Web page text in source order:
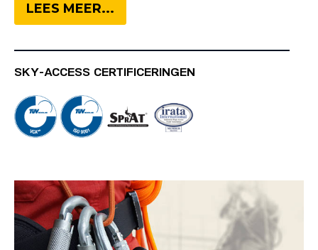
LEES MEER...
SKY-ACCESS CERTIFICERINGEN